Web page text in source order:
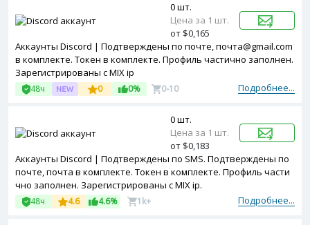
Аккаунты Discord | Подтверждены по почте, почта@gmail.com
в комплекте. Токен в комплекте. Профиль частично заполнен.
Зарегистрированы с MIX ip
Подробнее...
48ч 0 0% 0-10
0 шт.
Цена за 1 шт.
от $0,165
Аккаунты Discord | Подтверждены по SMS. Подтверждены по
почте, почта в комплекте. Токен в комплекте. Профиль части
чно заполнен. Зарегистрированы с MIX ip.
Подробнее...
48ч 4.6 4.6% 1k+
0 шт.
Цена за 1 шт.
от $0,183